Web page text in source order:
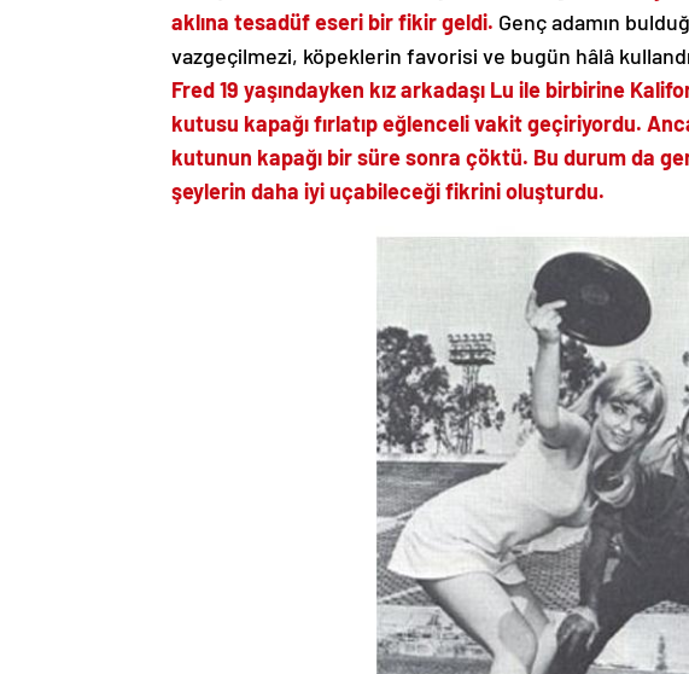
aklına tesadüf eseri bir fikir geldi. Genç adamın
vazgeçilmezi, köpeklerin favorisi ve bugün hâlâ
Fred 19 yaşındayken kız arkadaşı Lu ile birbirine
kutusu kapağı fırlatıp eğlenceli vakit geçiriyordu.
kutunun kapağı bir süre sonra çöktü. Bu durum da
şeylerin daha iyi uçabileceği fikrini oluşturdu.